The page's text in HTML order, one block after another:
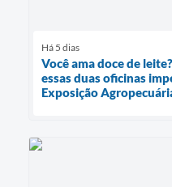
Há 5 dias
Você ama doce de
essas duas oficinas
Exposição